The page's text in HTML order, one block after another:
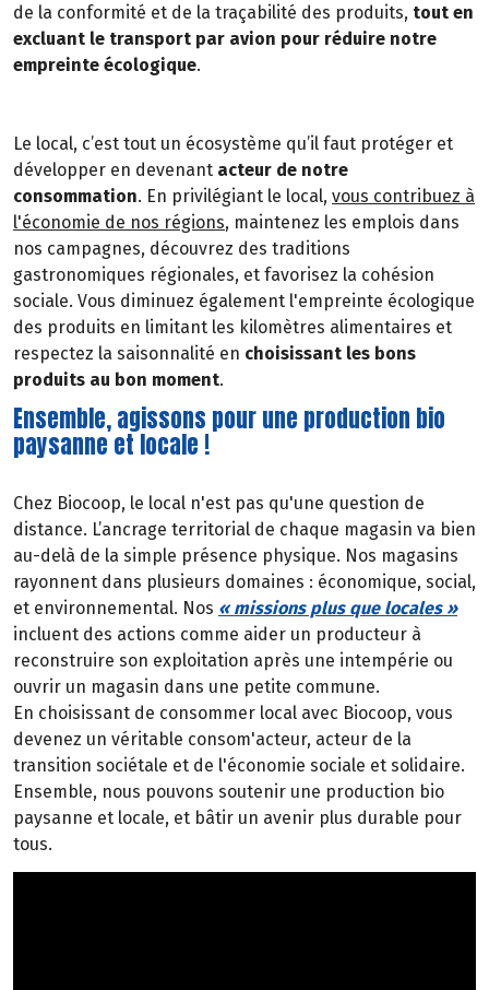
de la conformité et de la traçabilité des produits, tout en
excluant le transport par avion pour réduire notre
empreinte écologique.
Le local, c’est tout un écosystème qu’il faut protéger et
développer en devenant acteur de notre
consommation. En privilégiant le local, vous contribuez à
l'économie de nos régions, maintenez les emplois dans
nos campagnes, découvrez des traditions
gastronomiques régionales, et favorisez la cohésion
sociale. Vous diminuez également l'empreinte écologique
des produits en limitant les kilomètres alimentaires et
respectez la saisonnalité en choisissant les bons
produits au bon moment.
Ensemble, agissons pour une production bio
paysanne et locale !
Chez Biocoop, le local n'est pas qu'une question de
distance. L’ancrage territorial de chaque magasin va bien
au-delà de la simple présence physique. Nos magasins
rayonnent dans plusieurs domaines : économique, social,
et environnemental. Nos « missions plus que locales »
incluent des actions comme aider un producteur à
reconstruire son exploitation après une intempérie ou
ouvrir un magasin dans une petite commune.
En choisissant de consommer local avec Biocoop, vous
devenez un véritable consom'acteur, acteur de la
transition sociétale et de l'économie sociale et solidaire.
Ensemble, nous pouvons soutenir une production bio
paysanne et locale, et bâtir un avenir plus durable pour
tous.